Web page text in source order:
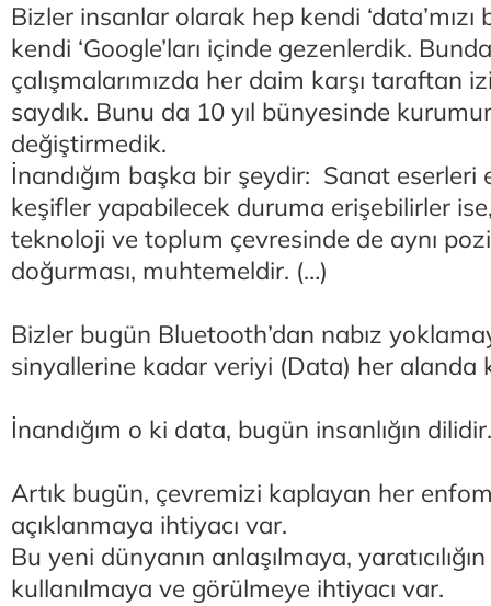
Bizler insanlar olarak hep kendi
kendi ‘Google’ları içinde gezenlerdik.
çalışmalarımızda her daim karşı taraftan
saydık. Bunu da 10 yıl bünyesinde
değiştirmedik.
İnandığım başka bir şeydir: Sanat eserleri
keşifler yapabilecek duruma erişebilirler
teknoloji ve toplum çevresinde de aynı
doğurması, muhtemeldir. (…)
Bizler bugün Bluetooth’dan nabız
sinyallerine kadar veriyi (Data) her alanda
İnandığım o ki data, bugün insanlığın
Artık bugün, çevremizi kaplayan her
açıklanmaya ihtiyacı var.
Bu yeni dünyanın anlaşılmaya,
kullanılmaya ve görülmeye ihtiyacı var.